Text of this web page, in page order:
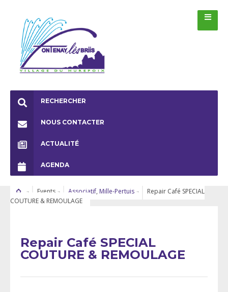
RECHERCHER
NOUS CONTACTER
ACTUALITÉ
AGENDA
Events Associatif, Mille-Pertuis
Repair Café SPECIAL
COUTURE & REMOULAGE
Repair Café SPECIAL
COUTURE & REMOULAGE